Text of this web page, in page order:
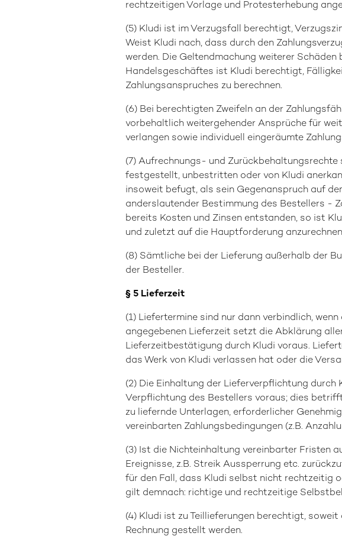
rechtzeitigen Vorlage und Protesterhebung
(5) Kludi ist im Verzugsfall berechtigt,
Weist Kludi nach, dass durch den
werden. Die Geltendmachung weiterer
Handelsgeschäftes ist Kludi berechtigt,
Zahlungsanspruches zu berechnen.
(6) Bei berechtigten Zweifeln an der
vorbehaltlich weitergehender Ansprüche für
verlangen sowie individuell eingeräumte
(7) Aufrechnungs- und
festgestellt, unbestritten oder von Kludi
insoweit befugt, als sein Gegenanspruch auf
anderslautender Bestimmung des Bestellers -
bereits Kosten und Zinsen entstanden, so ist
und zuletzt auf die Hauptforderung
(8) Sämtliche bei der Lieferung außerhalb der
der Besteller.
§ 5 Lieferzeit
(1) Liefertermine sind nur dann verbindlich,
angegebenen Lieferzeit setzt die Abklärung
Lieferzeitbestätigung durch Kludi voraus.
das Werk von Kludi verlassen hat oder die
(2) Die Einhaltung der Lieferverpflichtung
Verpflichtung des Bestellers voraus; dies
zu liefernde Unterlagen, erforderlicher
vereinbarten Zahlungsbedingungen (z.B.
(3) Ist die Nichteinhaltung vereinbarter Fristen
Ereignisse, z.B. Streik Aussperrung etc.
für den Fall, dass Kludi selbst nicht rechtzeitig
gilt demnach: richtige und rechtzeitige
(4) Kludi ist zu Teillieferungen berechtigt,
Rechnung gestellt werden.